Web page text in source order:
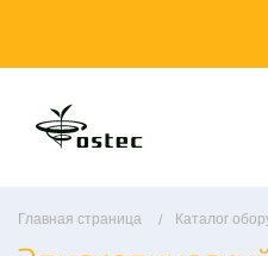
Главная страница Каталог